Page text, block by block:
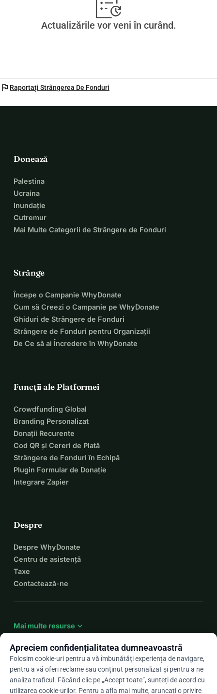
Actualizările vor veni în curând.
flag Raportați Strângerea De Fonduri
Donează
Palestina
Ucraina
Inundație
Cutremur
Mai Multe Categorii de Strângere de Fonduri
Strânge
Începe o Campanie WhyDonate
Cum să Creezi o Campanie pe WhyDonate
Ghiduri de Strângere de Fonduri
Strângere de Fonduri pentru Organizații
De Ce să ai Încredere în WhyDonate
Funcții ale Platformei
Crowdfunding Global
Branding Personalizat
Donații Recurente
Cod QR și Cereri de Plată
Strângere de Fonduri în Echipă
Plugin Formular de Donație
Integrare Zapier
Despre
Despre WhyDonate
Centru de asistență
Taxe
Contactează-ne
Mai multe resurse expand_more
Roarrow_drop_down
Apreciem confidențialitatea dumneavoastră
Folosim cookie-uri pentru a vă îmbunătăți experiența de navigare,
pentru a vă oferi reclame sau conținut personalizat și pentru a ne
analiza traficul. Făcând clic pe „Accept toate”, sunteți de acord cu
utilizarea cookie-urilor. Pentru a afla mai multe, aruncați o privire